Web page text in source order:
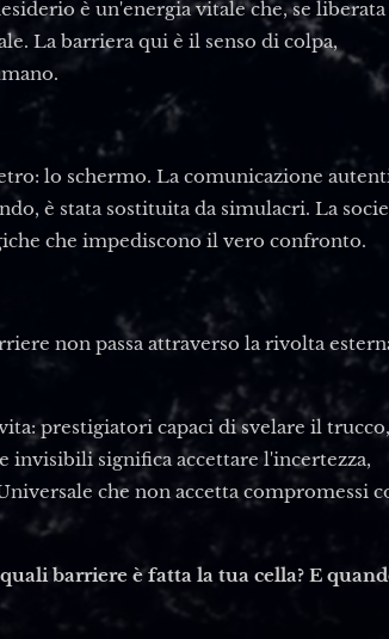
è un'energia vitale che, se
La barriera qui è il senso di colpa,
lo schermo. La comunicazione
è stata sostituita da simulacri. La
che impediscono il vero confronto.
non passa attraverso la rivolta
prestigiatori capaci di svelare il
significa accettare l'incertezza,
che non accetta compromessi
barriere è fatta la tua cella? E